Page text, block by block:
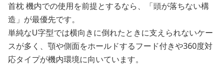
首枕 機内での使用を前提とするなら、「頭が落ちない構
造」が最優先です。
単純なU字型では横向きに倒れたときに支えられないケー
スが多く、顎や側面をホールドするフード付きや360度対
応タイプが機内環境に向いています。